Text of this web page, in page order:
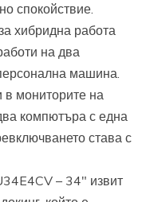
спокойствие.
хибридна работа
на два
машина.
в мониторите на
компютъра с една
става с
– 34″ извит